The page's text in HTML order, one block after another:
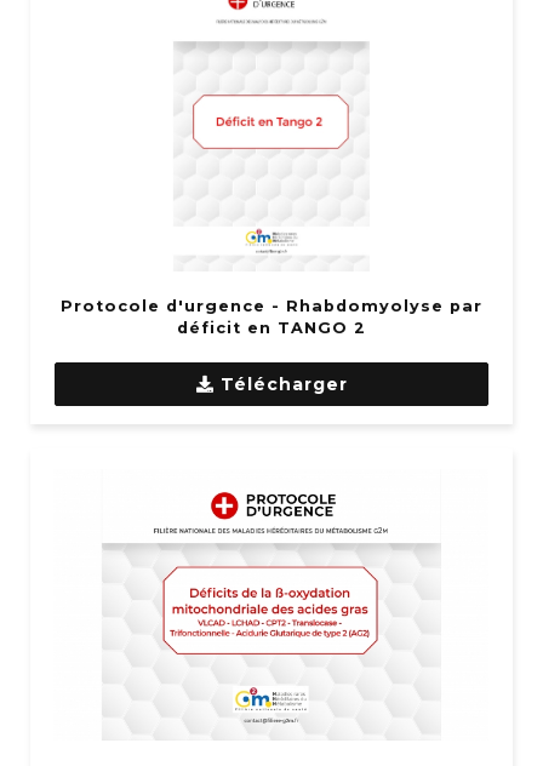
Protocole d'urgence - Rhabdomyolyse par
déficit en TANGO 2
Télécharger